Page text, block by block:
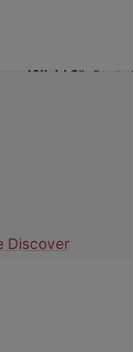
Click! Sănătate
Discover